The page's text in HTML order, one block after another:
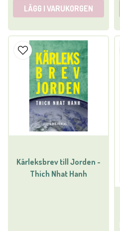
LÄGG I VARUKORGEN
Kärleksbrev till Jorden -
Thich Nhat Hanh